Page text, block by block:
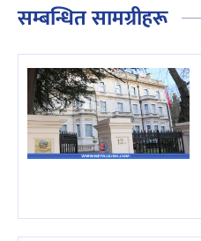
सम्बन्धित सामग्रीहरू